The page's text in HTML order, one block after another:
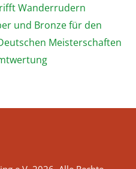
Wanderrudern
und Bronze für den
Meisterschaften